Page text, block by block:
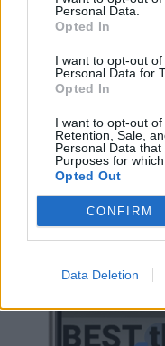
Personal Data.
Opted In
I want to opt-out
Personal Data for
Opted In
I want to opt-out of
Retention, Sale,
Personal Data
Purposes for
Opted Out
CONFIRM
Data Deletion